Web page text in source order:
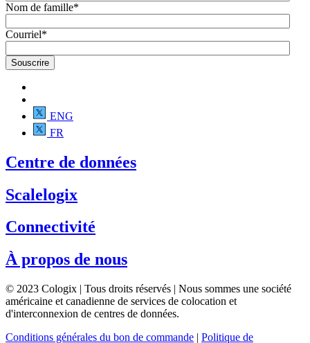
Nom de famille*
Courriel*
ENG
FR
Centre de données
Scalelogix
Connectivité
À propos de nous
© 2023 Cologix | Tous droits réservés | Nous sommes une société
américaine et canadienne de services de colocation et
d'interconnexion de centres de données.
Conditions générales du bon de commande | Politique de